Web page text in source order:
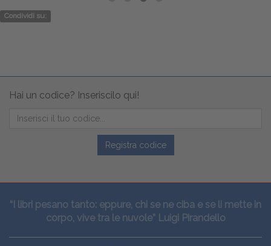
Condividi su:
Hai un codice? Inseriscilo qui!
Registra codice
“I libri pesano tanto: eppure, chi se ne ciba e se li mette in
corpo, vive tra le nuvole” Luigi Pirandello